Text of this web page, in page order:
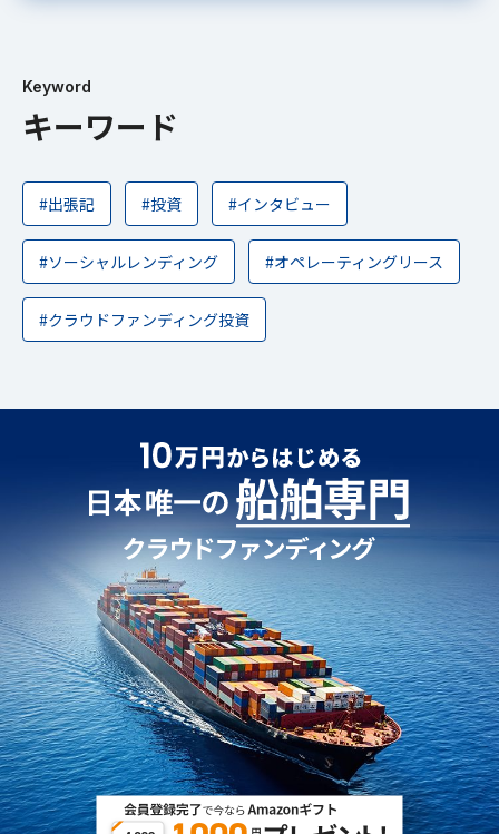
Keyword
キーワード
#出張記 #投資 #インタビュー
#ソーシャルレンディング #オペレーティングリース
#クラウドファンディング投資